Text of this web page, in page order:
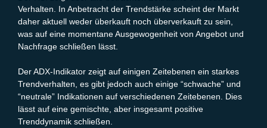
Verhalten. In Anbetracht der Trendstärke scheint der Markt
daher aktuell weder überkauft noch überverkauft zu sein,
was auf eine momentane Ausgewogenheit von Angebot und
Nachfrage schließen lässt.
Der ADX-Indikator zeigt auf einigen Zeitebenen ein starkes
Trendverhalten, es gibt jedoch auch einige “schwache” und
“neutrale” Indikationen auf verschiedenen Zeitebenen. Dies
lässt auf eine gemischte, aber insgesamt positive
Trenddynamik schließen.